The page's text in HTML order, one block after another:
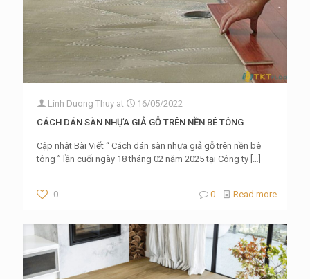
Linh Duong Thuy at
16/05/2022
CÁCH DÁN SÀN NHỰA GIẢ GỖ TRÊN NỀN BÊ TÔNG
Cập nhật Bài Viết “ Cách dán sàn nhựa giả gỗ trên nền bê
tông ” lần cuối ngày 18 tháng 02 năm 2025 tại Công ty […]
0 0 Read more